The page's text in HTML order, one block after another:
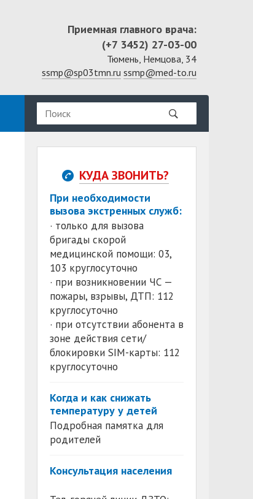
Приемная главного врача:
(+7 3452) 27-03-00
Тюмень, Немцова, 34
ssmp@sp03tmn.ru ssmp@med-to.ru
КУДА ЗВОНИТЬ?
При необходимости
вызова экстренных служб:
· только для вызова
бригады скорой
медицинской помощи: 03,
103 круглосуточно
· при возникновении ЧС —
пожары, взрывы, ДТП: 112
круглосуточно
· при отсутствии абонента в
зоне действия сети/
блокировки SIM-карты: 112
круглосуточно
Когда и как снижать
температуру у детей
Подробная памятка для
родителей
Консультация населения